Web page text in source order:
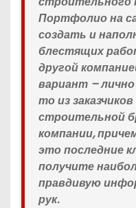
Портфолио на
создать и
блестящих
другой
вариант –
то из
строительной
компании,
это последние
получите
правдивую
рук.